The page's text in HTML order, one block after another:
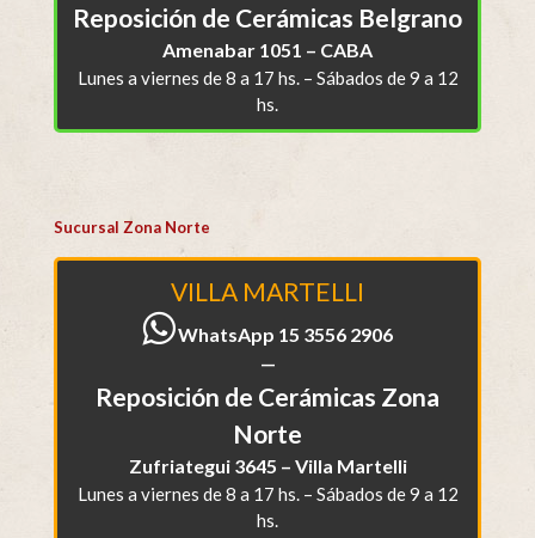
Reposición de Cerámicas Belgrano
Amenabar 1051 – CABA
Lunes a viernes de 8 a 17 hs. – Sábados de 9 a 12
hs.
Sucursal Zona Norte
VILLA MARTELLI
WhatsApp 15 3556 2906
—
Reposición de Cerámicas Zona
Norte
Zufriategui 3645 – Villa Martelli
Lunes a viernes de 8 a 17 hs. – Sábados de 9 a 12
hs.